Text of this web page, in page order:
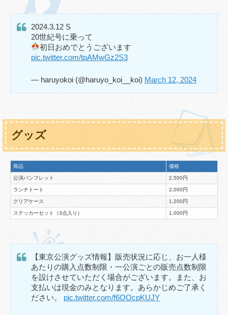
2024.3.12 S
20世紀号に乗って
初日おめでとうございます
pic.twitter.com/tpAMwGz2S3
— haruyokoi (@haruyo_koi__koi) March 12, 2024
グッズ
商品 価格
公演パンフレット 2,500円
ランチトート 2,000円
クリアケース 1,200円
ステッカーセット（3点入り） 1,000円
【東京公演グッズ情報】販売状況に応じ、お一人様
あたりの購入点数制限・一公演ごとの販売点数制限
を設けさせていただく場合がございます。また、お
支払いは現金のみとなります。あらかじめご了承く
ださい。 pic.twitter.com/f6OOcpKUJY